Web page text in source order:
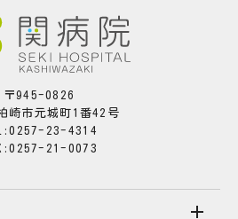
〒945-0826
崎市元城町1番42号
23-4314
21-0073